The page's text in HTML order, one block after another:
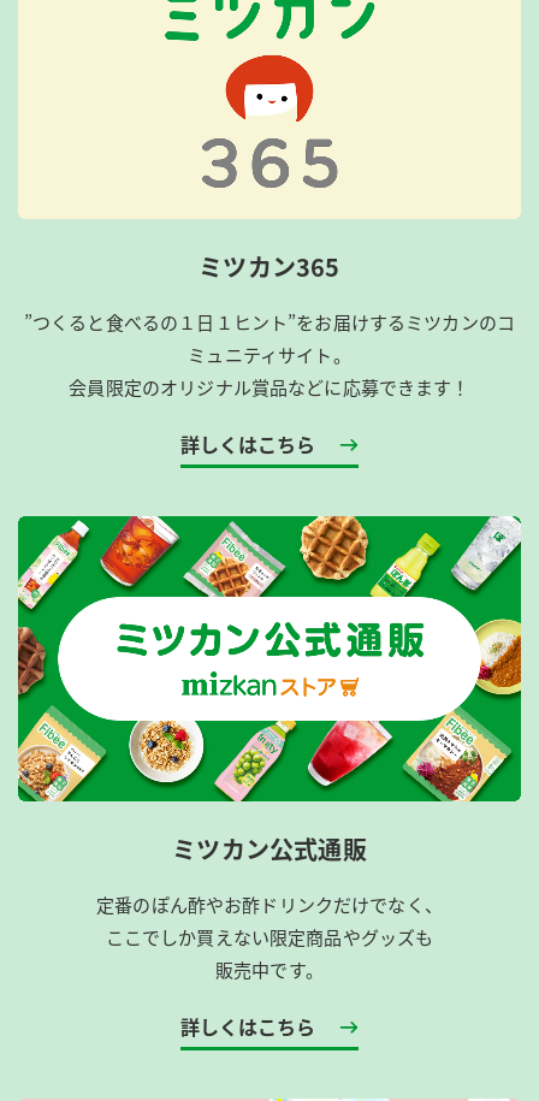
ミツカン365
”つくると食べるの１日１ヒント”をお届けするミツカンのコ
ミュニティサイト。
会員限定のオリジナル賞品などに応募できます！
詳しくはこちら
ミツカン公式通販
定番のぽん酢やお酢ドリンクだけでなく、
ここでしか買えない限定商品やグッズも
販売中です。
詳しくはこちら